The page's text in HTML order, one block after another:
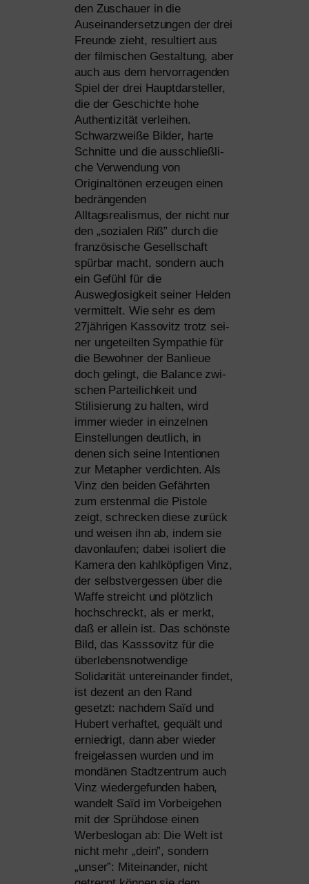
den Zuschauer in die
Auseinandersetzungen der drei
Freunde zieht, resul­tiert aus
der fil­mi­schen Gestaltung, aber
auch aus dem her­vor­ra­gen­den
Spiel der drei Hauptdarsteller,
die der Geschichte hohe
Authentizität ver­lei­hen.
Schwarzweiße Bilder, har­te
Schnitte und die aus­schließ­li­
che Verwendung von
Originaltönen erzeu­gen einen
bedrän­gen­den
Alltagsrealismus, der nicht nur
den „sozia­len Riß” durch die
fran­zö­si­sche Gesellschaft
spür­bar macht, son­dern auch
ein Gefühl für die
Ausweglosigkeit sei­ner Helden
ver­mit­telt. Wie sehr es dem
27jährigen Kassovitz trotz sei­
ner unge­teil­ten Sympathie für
die Bewohner der Banlieue
doch gelingt, die Balance zwi­
schen Parteilichkeit und
Stilisierung zu hal­ten, wird
immer wie­der in ein­zel­nen
Einstellungen deut­lich, in
denen sich sei­ne Intentionen
zur Metapher ver­dich­ten. Als
Vinz den bei­den Gefährten
zum ersten­mal die Pistole
zeigt, schre­cken die­se zurück
und wei­sen ihn ab, indem sie
davon­lau­fen; dabei iso­liert die
Kamera den kahl­köp­fi­gen Vinz,
der selbst­ver­ges­sen über die
Waffe streicht und plötz­lich
hoch­schreckt, als er merkt,
daß er allein ist. Das schöns­te
Bild, das Kasssovitz für die
über­le­bens­not­wen­di­ge
Solidarität unter­ein­an­der fin­det,
ist dezent an den Rand
gesetzt: nach­dem Saïd und
Hubert ver­haf­tet, gequält und
ernied­rigt, dann aber wie­der
frei­ge­las­sen wur­den und im
mon­dä­nen Stadtzentrum auch
Vinz wie­der­ge­fun­den haben,
wan­delt Saïd im Vorbeigehen
mit der Sprühdose einen
Werbeslogan ab: Die Welt ist
nicht mehr „dein”, son­dern
„unser”: Miteinander, nicht